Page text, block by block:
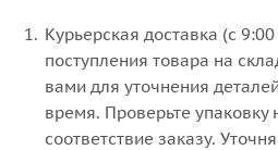
Курьерская доставка (с
поступления товара на
вами для уточнения
время. Проверьте упаковку
соответствие заказу.